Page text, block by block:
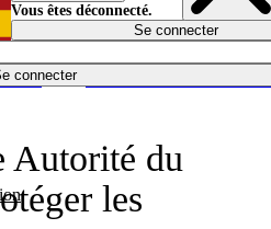
connecter
Español
Vous êtes déconnecté.
Se connecter
Autorité du
les